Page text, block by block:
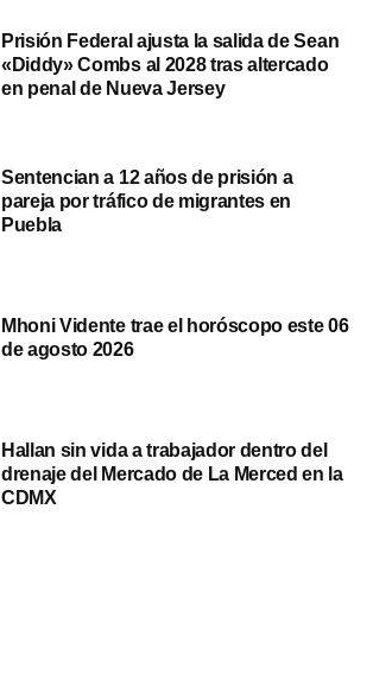
Prisión Federal ajusta la salida de Sean
«Diddy» Combs al 2028 tras altercado
en penal de Nueva Jersey
Sentencian a 12 años de prisión a
pareja por tráfico de migrantes en
Puebla
Mhoni Vidente trae el horóscopo este 06
de agosto 2026
Hallan sin vida a trabajador dentro del
drenaje del Mercado de La Merced en la
CDMX